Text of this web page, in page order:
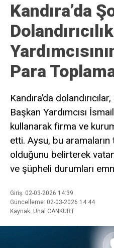
Kandıra’da
Para
Kandıra’da
Başkan Yardımcısı
kullanarak firma ve
etti. Aysu, bu aramaların
olduğunu belirterek
ve şüpheli durumları
Giriş: 02-03-2026 14:39
Güncelleme: 02-03-2026 14:44
Kaynak: Ünal CANKURT